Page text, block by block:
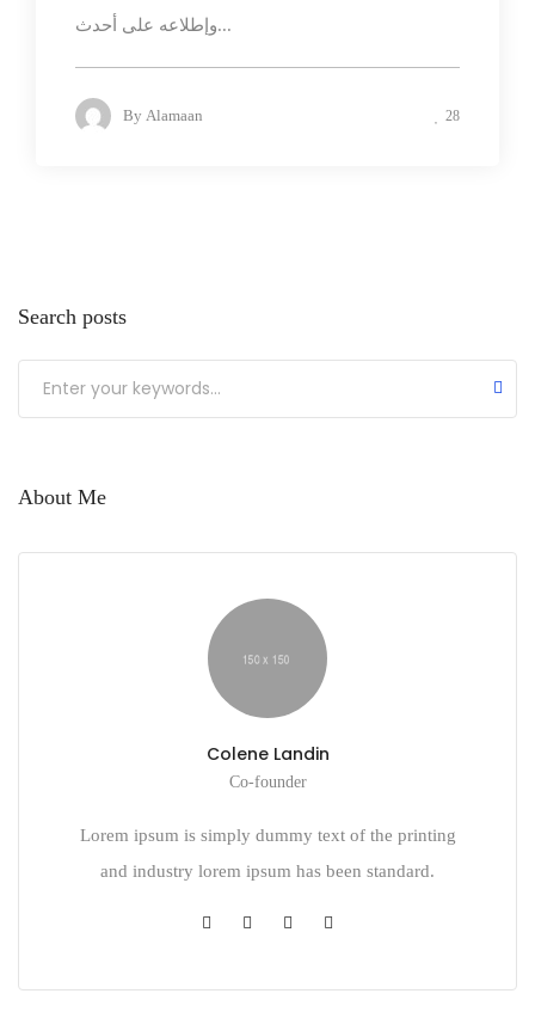
وإطلاعه على أحدث...
By Alamaan 28
Search posts
About Me
Colene Landin
Co-founder
Lorem ipsum is simply dummy text of the printing
and industry lorem ipsum has been standard.